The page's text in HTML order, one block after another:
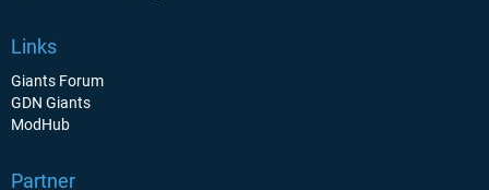
Links
Giants Forum
GDN Giants
ModHub
Partner